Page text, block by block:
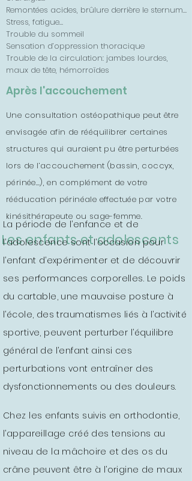
Remontées acides, brûlure derrière le sternum…
Stress, fatigue…
Trouble du sommeil
Sensation d’oppression thoracique
Trouble de la circulation: jambes lourdes,
maux de tête, hémorroïdes
Après l'accouchement
Une consultation ostéopathique peut être
envisagée afin de rééquilibrer certaines
structures qui auraient pu être perturbées
lors de l’accouchement (bassin, coccyx,
périnée…), en complément de votre
rééducation périnéale effectuée par votre
kinésithérapeute ou sage-femme.
Les enfants et adolescents
La période de l’enfance et de
l’adolescence sont l’occasion pour
l’enfant d’expérimenter et de découvrir
ses performances corporelles. Le poids
du cartable, une mauvaise posture à
l’école, des traumatismes liés à l’activité
sportive, peuvent perturber l’équilibre
général de l’enfant ainsi ces
perturbations vont entraîner des
dysfonctionnements ou des douleurs.
Chez les enfants suivis en orthodontie,
l’appareillage créé des tensions au
niveau de la mâchoire et des os du
crâne peuvent être à l’origine de maux